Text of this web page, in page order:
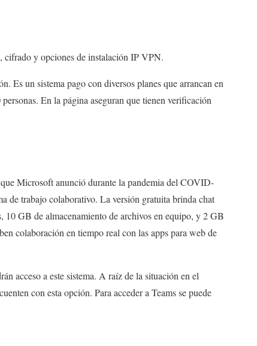
cifrado y opciones de instalación IP VPN.
Es un sistema pago con diversos planes que arrancan en
En la página aseguran que tienen verificación
Microsoft anunció durante la pandemia del COVID-
de trabajo colaborativo. La versión gratuita brinda chat
GB de almacenamiento de archivos en equipo, y 2 GB
colaboración en tiempo real con las apps para web de
acceso a este sistema. A raíz de la situación en el
con esta opción. Para acceder a Teams se puede